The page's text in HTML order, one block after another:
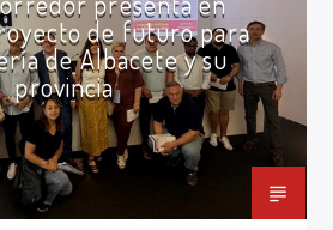
de futuro para
de Albacete y su
provincia